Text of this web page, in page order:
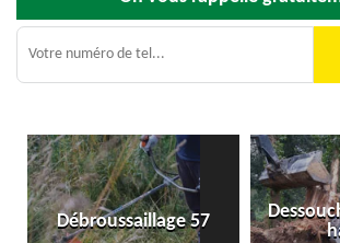
Débroussaillage 57